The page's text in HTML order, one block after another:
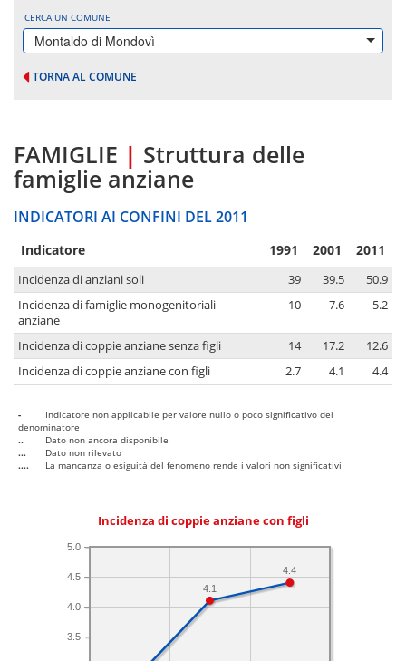
CERCA UN COMUNE
Montaldo di Mondovì
TORNA AL COMUNE
FAMIGLIE | Struttura delle
famiglie anziane
INDICATORI AI CONFINI DEL 2011
Indicatore 1991 2001 2011
Incidenza di anziani soli 39 39.5
50.9
Incidenza di famiglie monogenitoriali
anziane
10 7.6 5.2
Incidenza di coppie anziane senza figli 14 17.2
12.6
Incidenza di coppie anziane con figli
2.7 4.1 4.4
-
Indicatore non applicabile per valore nullo o poco significativo del
denominatore
..
Dato non ancora disponibile
...
Dato non rilevato
....
La mancanza o esiguità del fenomeno rende i valori non significativi
Incidenza di coppie anziane con figli
3.5
4.0
4.5
5.0
4.4
4.1